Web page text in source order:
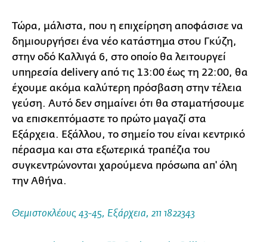
Τώρα, μάλιστα, που η επιχείρηση αποφάσισε να
δημιουργήσει ένα νέο κατάστημα στου Γκύζη,
στην οδό Καλλιγά 6, στο οποίο θα λειτουργεί
υπηρεσία delivery από τις 13:00 έως τη 22:00, θα
έχουμε ακόμα καλύτερη πρόσβαση στην τέλεια
γεύση. Αυτό δεν σημαίνει ότι θα σταματήσουμε
να επισκεπτόμαστε το πρώτο μαγαζί στα
Εξάρχεια. Εξάλλου, το σημείο του είναι κεντρικό
πέρασμα και στα εξωτερικά τραπέζια του
συγκεντρώνονται χαρούμενα πρόσωπα απ' όλη
την Αθήνα.
Θεμιστοκλέους 43-45, Εξάρχεια, 211 1822343